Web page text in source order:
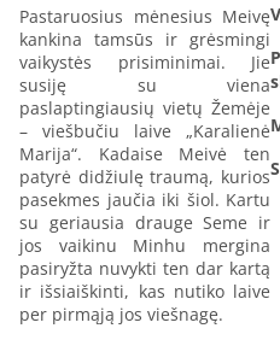
Pastaruosius mėnesius Meivę
kankina tamsūs ir grėsmingi
vaikystės prisiminimai. Jie
susiję su viena
paslaptingiausių vietų Žemėje
– viešbučiu laive „Karalienė
Marija“. Kadaise Meivė ten
patyrė didžiulę traumą, kurios
pasekmes jaučia iki šiol. Kartu
su geriausia drauge Seme ir
jos vaikinu Minhu mergina
pasiryžta nuvykti ten dar kartą
ir išsiaiškinti, kas nutiko laive
per pirmąją jos viešnagę.